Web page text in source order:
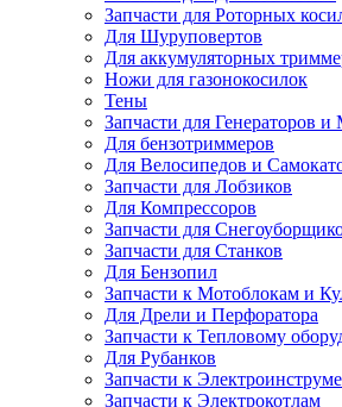
Запчасти для Роторных
Для Шуруповертов
Для аккумуляторных
Ножи для газонокосилок
Тены
Запчасти для Генераторов
Для бензотриммеров
Для Велосипедов и
Запчасти для Лобзиков
Для Компрессоров
Запчасти для
Запчасти для Станков
Для Бензопил
Запчасти к Мотоблокам и
Для Дрели и Перфоратора
Запчасти к Тепловому
Для Рубанков
Запчасти к
Запчасти к Электрокотлам